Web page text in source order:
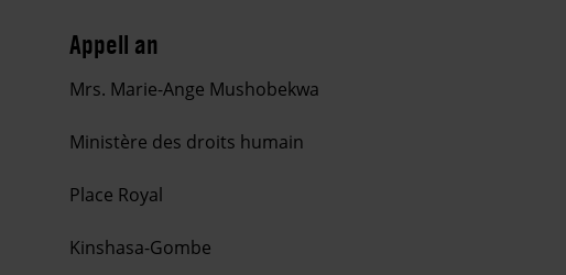
Appell an
Mrs. Marie-Ange Mushobekwa
Ministère des droits humain
Place Royal
Kinshasa-Gombe